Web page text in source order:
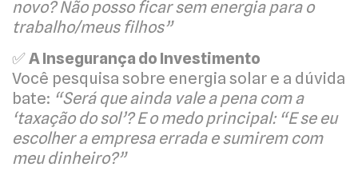
novo? Não posso ficar sem energia para o
trabalho/meus filhos”
✅A Insegurança do Investimento
Você pesquisa sobre energia solar e a dúvida
bate: “Será que ainda vale a pena com a
‘taxação do sol’? E o medo principal: “E se eu
escolher a empresa errada e sumirem com
meu dinheiro?”